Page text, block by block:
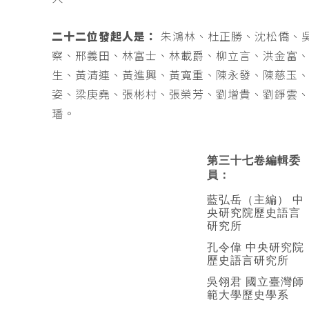
二十二位發起人是：
朱鴻林、杜正勝、沈松僑、
察、邢義田、林富士、林載爵、柳立言、洪金富
生、黃清連、黃進興、黃寬重、陳永發、陳慈玉
姿、梁庚堯、張彬村、張榮芳、劉增貴、劉錚雲
璠。
第三十七卷編輯委
員：
藍弘岳（主編） 中
央研究院歷史語言
研究所
孔令偉 中央研究院
歷史語言研究所
吳翎君 國立臺灣師
範大學歷史學系